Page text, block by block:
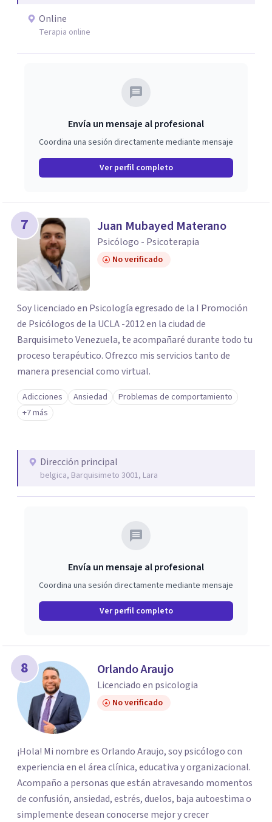
Online
Terapia online
Envía un mensaje al profesional
Coordina una sesión directamente mediante mensaje
Ver perfil completo
7 Juan Mubayed Materano
Psicólogo - Psicoterapia
No verificado
Soy licenciado en Psicología egresado de la I Promoción
de Psicólogos de la UCLA -2012 en la ciudad de
Barquisimeto Venezuela, te acompañaré durante todo tu
proceso terapéutico. Ofrezco mis servicios tanto de
manera presencial como virtual.
Adicciones Ansiedad
Problemas de comportamiento
+7 más
Dirección principal
belgica, Barquisimeto 3001, Lara
Envía un mensaje al profesional
Coordina una sesión directamente mediante mensaje
Ver perfil completo
8 Orlando Araujo
Licenciado en psicologia
No verificado
¡Hola! Mi nombre es Orlando Araujo, soy psicólogo con
experiencia en el área clínica, educativa y organizacional.
Acompaño a personas que están atravesando momentos
de confusión, ansiedad, estrés, duelos, baja autoestima o
simplemente desean conocerse mejor y crecer